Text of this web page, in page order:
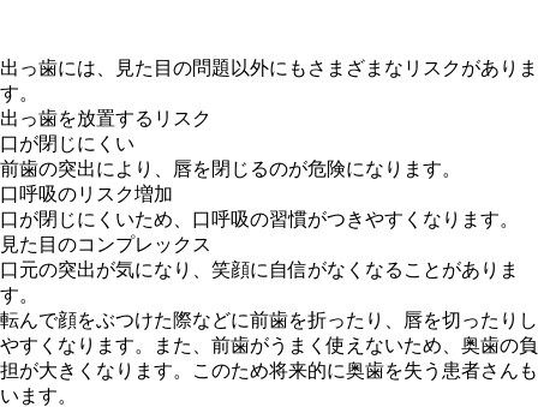
出っ歯には、見た目の問題以外にもさまざまなリスクがありま
す。
出っ歯を放置するリスク
口が閉じにくい
前歯の突出により、唇を閉じるのが危険になります。
口呼吸のリスク増加
口が閉じにくいため、口呼吸の習慣がつきやすくなります。
見た目のコンプレックス
口元の突出が気になり、笑顔に自信がなくなることがありま
す。
転んで顔をぶつけた際などに前歯を折ったり、唇を切ったりし
やすくなります。また、前歯がうまく使えないため、奥歯の負
担が大きくなります。このため将来的に奥歯を失う患者さんも
います。